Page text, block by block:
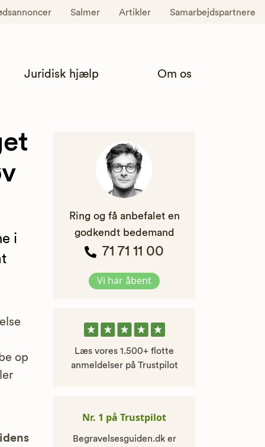
Salmer Artikler Samarbejdspartnere
Juridisk hjælp Om os
i
op
Ring og få anbefalet en
godkendt bedemand
71 71 11 00
Vi har åbent
Læs vores 1.500+ flotte
anmeldelser på Trustpilot
Nr. 1 på Trustpilot
Begravelsesguiden.dk er